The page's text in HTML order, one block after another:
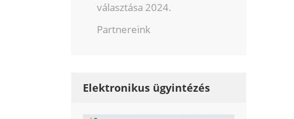
választása 2024.
Partnereink
Elektronikus ügyintézés